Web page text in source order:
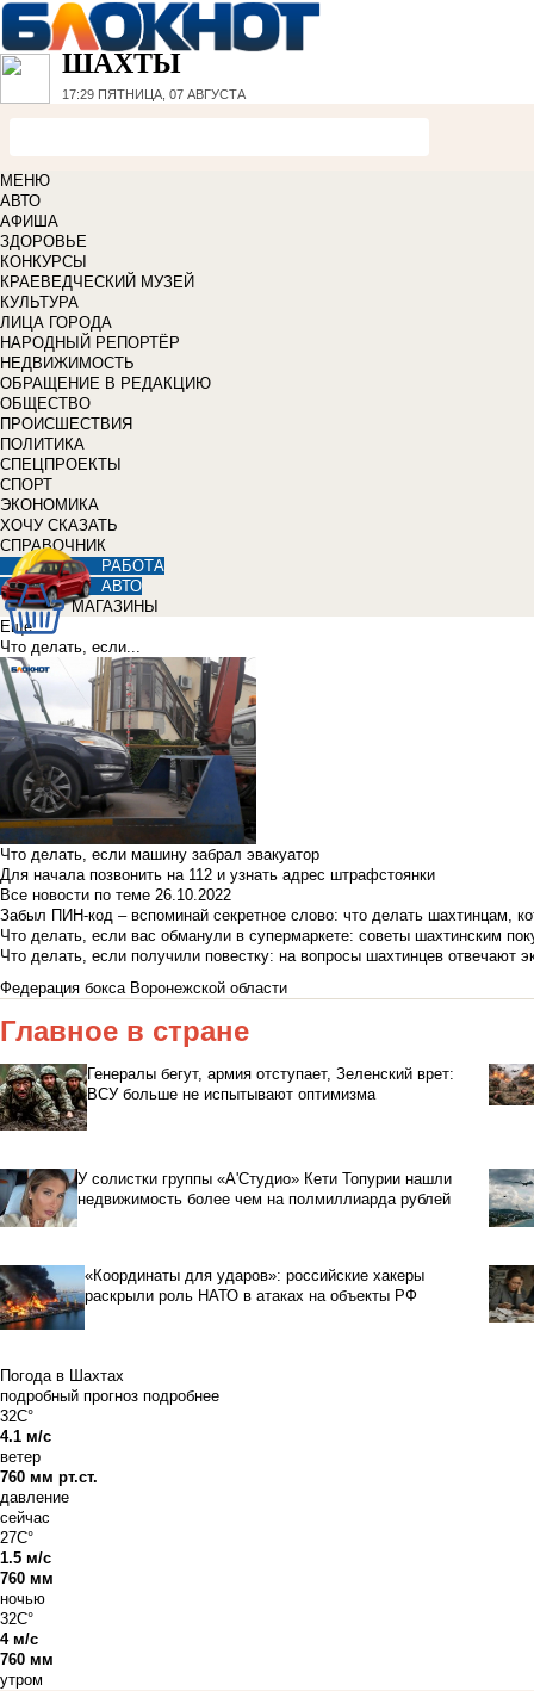
ШАХТЫ
17:29 ПЯТНИЦА, 07 АВГУСТА
МЕНЮ
АВТО
АФИША
ЗДОРОВЬЕ
КОНКУРСЫ
КРАЕВЕДЧЕСКИЙ МУЗЕЙ
КУЛЬТУРА
ЛИЦА ГОРОДА
НАРОДНЫЙ РЕПОРТЁР
НЕДВИЖИМОСТЬ
ОБРАЩЕНИЕ В РЕДАКЦИЮ
ОБЩЕСТВО
ПРОИСШЕСТВИЯ
ПОЛИТИКА
СПЕЦПРОЕКТЫ
СПОРТ
ЭКОНОМИКА
ХОЧУ СКАЗАТЬ
СПРАВОЧНИК
РАБОТА
АВТО
МАГАЗИНЫ
Еще
Что делать, если...
Что делать, если машину забрал эвакуатор
Для начала позвонить на 112 и узнать адрес штрафстоянки
Все новости по теме 26.10.2022
Забыл ПИН-код – вспоминай секретное слово: что делать шахтинцам,
Что делать, если вас обманули в супермаркете: советы шахтинским
Что делать, если получили повестку: на вопросы шахтинцев отвечают
Федерация бокса Воронежской области
Главное в стране
Генералы бегут, армия отступает, Зеленский врет:
ВСУ больше не испытывают оптимизма
У солистки группы «А'Студио» Кети Топурии нашли
недвижимость более чем на полмиллиарда рублей
«Координаты для ударов»: российские хакеры
раскрыли роль НАТО в атаках на объекты РФ
Погода в Шахтах
подробный прогноз подробнее
32C°
4.1 м/с
ветер
760 мм рт.ст.
давление
сейчас
27C°
1.5 м/с
760 мм
ночью
32C°
4 м/с
760 мм
утром